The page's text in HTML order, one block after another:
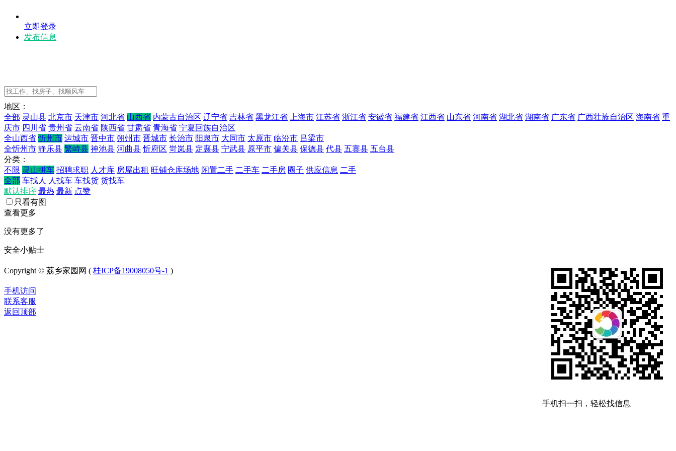
立即登录
发布信息
地区：
全部 灵山县 北京市 天津市 河北省 山西省 内蒙古自治区 辽宁省 吉林省 黑龙江省 上海市 江苏省 浙江省 安徽省 福建省 江西省 山东省 河南省 湖北省 湖南省 广东省 广西壮族自治区 海南省 重
庆市 四川省 贵州省 云南省 陕西省 甘肃省 青海省 宁夏回族自治区
全山西省 忻州市 运城市 晋中市 朔州市 晋城市 长治市 阳泉市 大同市 太原市 临汾市 吕梁市
全忻州市 静乐县 繁峙县 神池县 河曲县 忻府区 岢岚县 定襄县 宁武县 原平市 偏关县 保德县 代县 五寨县 五台县
分类：
不限 灵山拼车 招聘求职 人才库 房屋出租 旺铺仓库场地 闲置二手 二手车 二手房 圈子 供应信息 二手
全部 车找人 人找车 车找货 货找车
默认排序 最热 最新 点赞
只看有图
查看更多
没有更多了
安全小贴士
手机扫一扫，轻松找信息
Copyright © 荔乡家园网 ( 桂ICP备19008050号-1 )
手机访问
联系客服
返回顶部